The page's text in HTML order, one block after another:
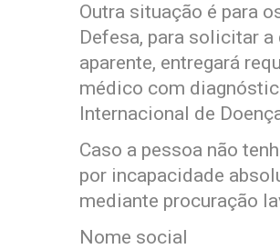
Outra situação é para
Defesa, para solicitar
aparente, entregará
médico com
Internacional de
Caso a pessoa não
por incapacidade
mediante procuração
Nome social